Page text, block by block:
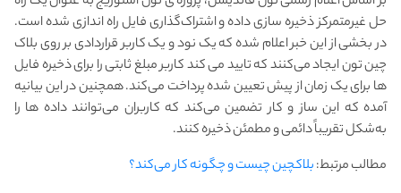
حل غیرمتمرکز ذخیره‌ سازی داده و اشتراک‌گذاری فایل راه اندازی شده است.
در بخشی از این خبر اعلام شده که یک نود و یک کاربر قراردادی بر روی بلاک
چین تون ایجاد می‌کنند که تایید می کند کاربر مبلغ ثابتی را برای ذخیره فایل‌
ها برای یک زمان از پیش‌ تعیین‌ شده پرداخت می‌کند. همچنین در این بیانیه
آمده که این ساز و کار تضمین می‌کند که کاربران می‌توانند داده‌ ها را
به‌شکل تقریباً دائمی و مطمئن ذخیره کنند.
مطالب مرتبط:بلاکچین چیست و چگونه کار می‌کند؟